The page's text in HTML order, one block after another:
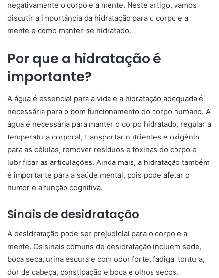
negativamente o corpo e a mente. Neste artigo, vamos
discutir a importância da hidratação para o corpo e a
mente e como manter-se hidratado.
Por que a hidratação é
importante?
A água é essencial para a vida e a hidratação adequada é
necessária para o bom funcionamento do corpo humano. A
água é necessária para manter o corpo hidratado, regular a
temperatura corporal, transportar nutrientes e oxigênio
para as células, remover resíduos e toxinas do corpo e
lubrificar as articulações. Ainda mais, a hidratação também
é importante para a saúde mental, pois pode afetar o
humor e a função cognitiva.
Sinais de desidratação
A desidratação pode ser prejudicial para o corpo e a
mente. Os sinais comuns de desidratação incluem sede,
boca seca, urina escura e com odor forte, fadiga, tontura,
dor de cabeça, constipação e boca e olhos secos.